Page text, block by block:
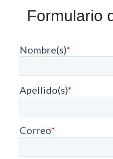
Formulario